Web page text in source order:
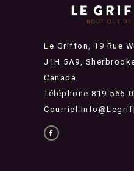
Le Griffon, 19 Rue
J1H 5A9,
Canada
Téléphone:819 566-
Courriel: